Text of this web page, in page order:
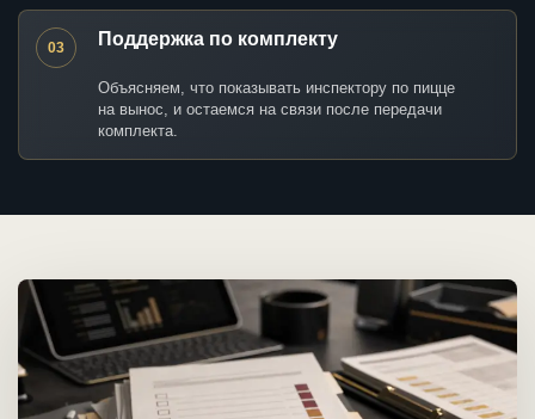
03 Поддержка по комплекту
Объясняем, что показывать инспектору по пицце
на вынос, и остаемся на связи после передачи
комплекта.